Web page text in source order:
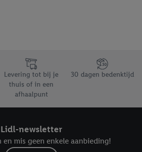
verschillende USPs van Lidl.be
Levering tot bij je
thuis of in een
afhaalpunt
30 dagen bedenktijd
Lidl-newsletter
mis geen enkele aanbieding!